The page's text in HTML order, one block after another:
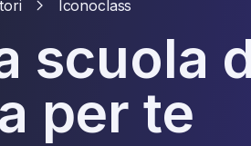
Iconoclass
scuola
per te